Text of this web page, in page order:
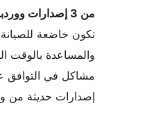
. قد لا
للصيانة أو تقدم الدعم
بالوقت الحالي وقد تكون بها
في التوافق عند إستخدامها مع
حديثة من ووردبريس.